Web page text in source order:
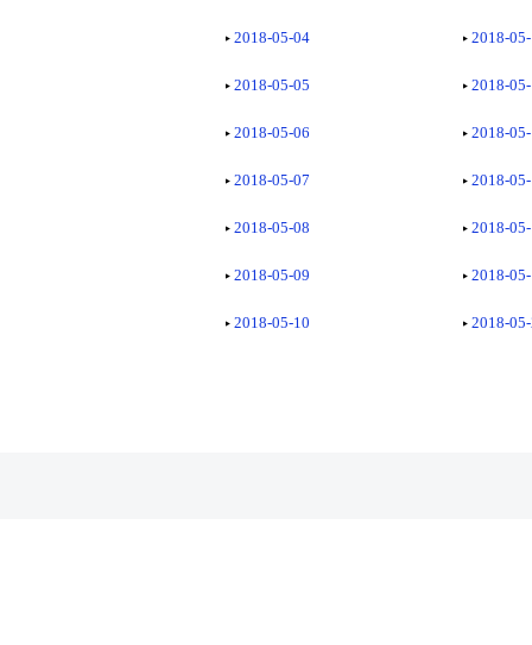
2018-05-04 2018-
2018-05-05 2018-
2018-05-06 2018-
2018-05-07 2018-
2018-05-08 2018-
2018-05-09 2018-
2018-05-10 2018-